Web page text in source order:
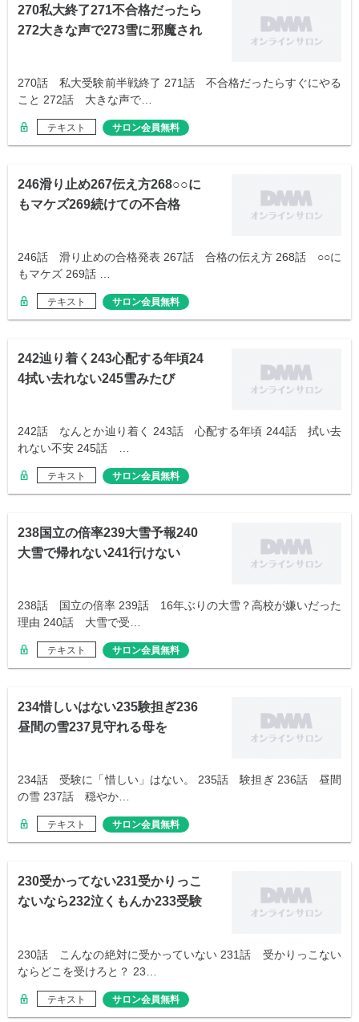
270私大終了271不合格だったら
272大きな声で273雪に邪魔され
270話 私大受験前半戦終了 271話 不合格だったらすぐにやる
こと 272話 大きな声で…
テキスト サロン会員無料
246滑り止め267伝え方268○○に
もマケズ269続けての不合格
246話 滑り止めの合格発表 267話 合格の伝え方 268話 ○○に
もマケズ 269話 …
テキスト サロン会員無料
242辿り着く243心配する年頃24
4拭い去れない245雪みたび
242話 なんとか辿り着く 243話 心配する年頃 244話 拭い去
れない不安 245話 …
テキスト サロン会員無料
238国立の倍率239大雪予報240
大雪で帰れない241行けない
238話 国立の倍率 239話 16年ぶりの大雪？高校が嫌いだった
理由 240話 大雪で受…
テキスト サロン会員無料
234惜しいはない235験担ぎ236
昼間の雪237見守れる母を
234話 受験に「惜しい」はない。 235話 験担ぎ 236話 昼間
の雪 237話 穏やか…
テキスト サロン会員無料
230受かってない231受かりっこ
ないなら232泣くもんか233受験
230話 こんなの絶対に受かっていない 231話 受かりっこない
ならどこを受けろと？ 23…
テキスト サロン会員無料